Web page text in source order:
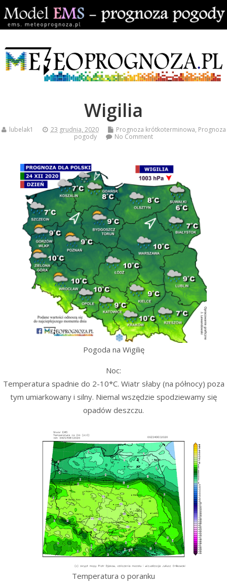
Wigilia
lubelak1 23 grudnia, 2020 Prognoza krótkoterminowa, Prognoza
pogody
No Comment
Pogoda na Wigilię
Noc:
Temperatura spadnie do 2-10*C. Wiatr słaby (na północy) poza
tym umiarkowany i silny. Niemal wszędzie spodziewamy się
opadów deszczu.
Temperatura o poranku